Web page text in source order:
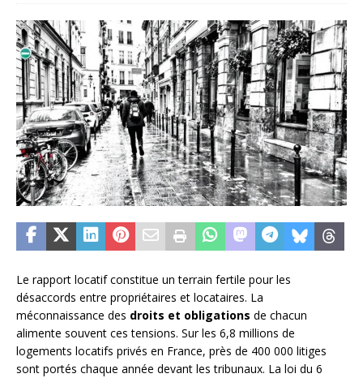
Le rapport locatif constitue un terrain fertile pour les
désaccords entre propriétaires et locataires. La
méconnaissance des droits et obligations de chacun
alimente souvent ces tensions. Sur les 6,8 millions de
logements locatifs privés en France, près de 400 000 litiges
sont portés chaque année devant les tribunaux. La loi du 6